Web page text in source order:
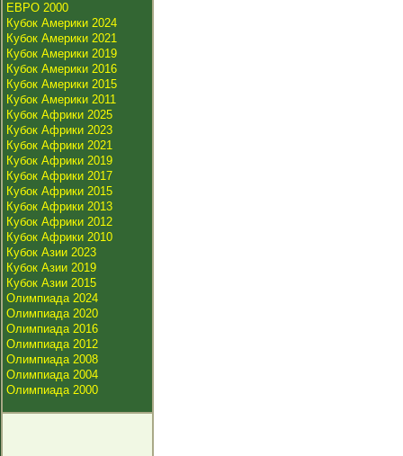
ЕВРО 2000
Кубок Америки 2024
Кубок Америки 2021
Кубок Америки 2019
Кубок Америки 2016
Кубок Америки 2015
Кубок Америки 2011
Кубок Африки 2025
Кубок Африки 2023
Кубок Африки 2021
Кубок Африки 2019
Кубок Африки 2017
Кубок Африки 2015
Кубок Африки 2013
Кубок Африки 2012
Кубок Африки 2010
Кубок Азии 2023
Кубок Азии 2019
Кубок Азии 2015
Олимпиада 2024
Олимпиада 2020
Олимпиада 2016
Олимпиада 2012
Олимпиада 2008
Олимпиада 2004
Олимпиада 2000